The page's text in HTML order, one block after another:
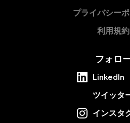
プライバシー
利用規約
フォロ
LinkedIn
ツイッタ
インスタ